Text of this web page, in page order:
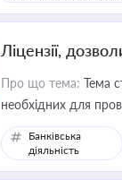
Ліцензії,
Про що тема: Тема
необхідних для
Банківська
діяльність